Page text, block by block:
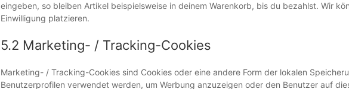
eingeben, so bleiben Artikel beispielsweise in deinem Warenkorb, bis du bezahlst. Wir
Einwilligung platzieren.
5.2 Marketing- / Tracking-Cookies
Marketing- / Tracking-Cookies sind Cookies oder eine andere Form der lokalen
Benutzerprofilen verwendet werden, um Werbung anzuzeigen oder den Benutzer auf